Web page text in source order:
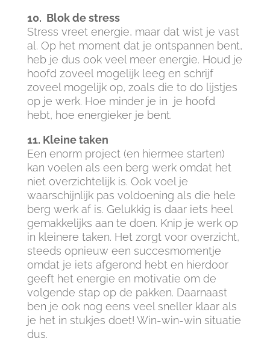
10. Blok de stress
Stress vreet energie, maar dat wist je vast
al. Op het moment dat je ontspannen bent,
heb je dus ook veel meer energie. Houd je
hoofd zoveel mogelijk leeg en schrijf
zoveel mogelijk op, zoals die to do lijstjes
op je werk. Hoe minder je in je hoofd
hebt, hoe energieker je bent.
11. Kleine taken
Een enorm project (en hiermee starten)
kan voelen als een berg werk omdat het
niet overzichtelijk is. Ook voel je
waarschijnlijk pas voldoening als die hele
berg werk af is. Gelukkig is daar iets heel
gemakkelijks aan te doen. Knip je werk op
in kleinere taken. Het zorgt voor overzicht,
steeds opnieuw een succesmomentje
omdat je iets afgerond hebt en hierdoor
geeft het energie en motivatie om de
volgende stap op de pakken. Daarnaast
ben je ook nog eens veel sneller klaar als
je het in stukjes doet! Win-win-win situatie
dus.